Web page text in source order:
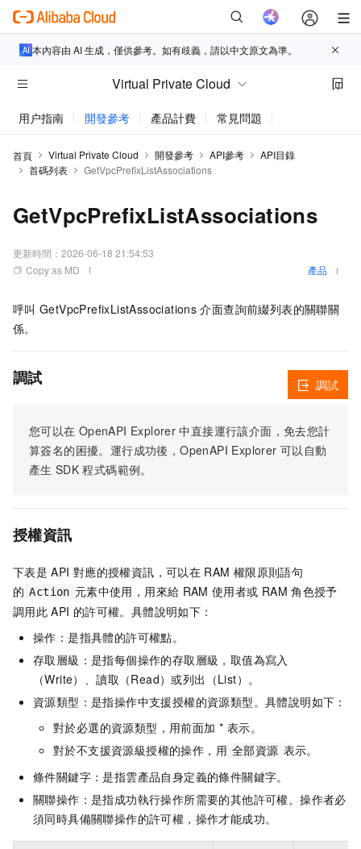
本內容由 AI 生成，僅供參考。如有歧義，請以中文原文為準。
Virtual Private Cloud
用户指南 開發參考 產品計費 常見問題
首頁 Virtual Private Cloud 開發參考 API參考
API目錄
首碼列表
GetVpcPrefixListAssociations
GetVpcPrefixListAssociations
更新時間： 2026-06-18 21:54:53
Copy as MD
產品
呼叫 GetVpcPrefixListAssociations 介面查詢前綴列表的關聯關
係。
調試
您可以在 OpenAPI Explorer 中直接運行該介面，免去您計
算簽名的困擾。運行成功後，OpenAPI Explorer 可以自動
產生 SDK 程式碼範例。
調試
授權資訊
下表是 API 對應的授權資訊，可以在 RAM 權限原則語句
的 Action 元素中使用，用來給 RAM 使用者或 RAM 角色授予
調用此 API 的許可權。具體說明如下：
操作：是指具體的許可權點。
存取層級：是指每個操作的存取層級，取值為寫入
（Write）、讀取（Read）或列出（List）。
資源類型：是指操作中支援授權的資源類型。具體說明如下：
對於必選的資源類型，用前面加 * 表示。
對於不支援資源級授權的操作，用 全部資源 表示。
條件關鍵字：是指雲產品自身定義的條件關鍵字。
關聯操作：是指成功執行操作所需要的其他許可權。操作者必
須同時具備關聯操作的許可權，操作才能成功。